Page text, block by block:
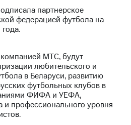
партнерское
федерацией футбола на
МТС, будут
любительского и
в Беларуси, развитию
футбольных клубов в
ФИФА и УЕФА,
профессионального уровня